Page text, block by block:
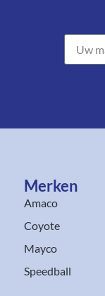
Merken
Amaco
Coyote
Mayco
Speedball